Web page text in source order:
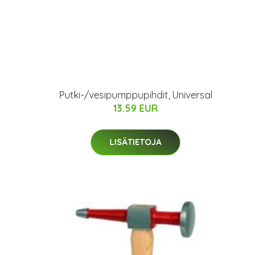
Putki-/vesipumppupihdit, Universal
13.59 EUR
LISÄTIETOJA